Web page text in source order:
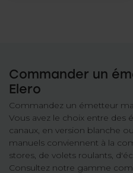
Commander un
Elero
Commandez un émetteur
Vous avez le choix entre des
canaux, en version blanche
manuels conviennent à la
stores, de volets roulants,
Consultez notre gamme